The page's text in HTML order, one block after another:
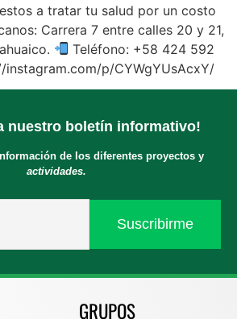
a tratar tu salud por un costo
Carrera 7 entre calles 20 y 21,
Teléfono: +58 424 592
instagram.com/p/CYWgYUsAcxY/
nuestro boletín informativo!
de los diferentes proyectos y
actividades.
GRUPOS